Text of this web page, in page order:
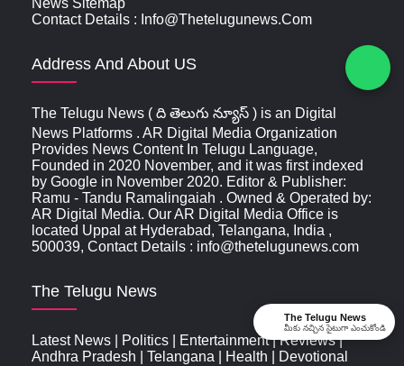
News Sitemap
Contact Details : Info@thetelugunews.com
Address And About US
The Telugu News ( ది తెలుగు న్యూస్‌ ) is an Digital
News Platforms . AR Digital Media Organization
Provides News Content In Telugu Language,
Founded in 2020 November, and it was first indexed
by Google in November 2020. Editor & Publisher:
Ramu - Tandu Ramalingaiah . Owned & Operated by:
AR Digital Media. Our AR Digital Media Office is
located Uppal at Hyderabad, Telangana, India ,
500039, Contact Details : info@thetelugunews.com
The Telugu News
Latest News Politics Entertainment|Reviews|
Andhra Pradesh
Telangana Health Devotional
The Telugu News
మీకు నచ్చిన సైటుగా ఎంచుకోండి